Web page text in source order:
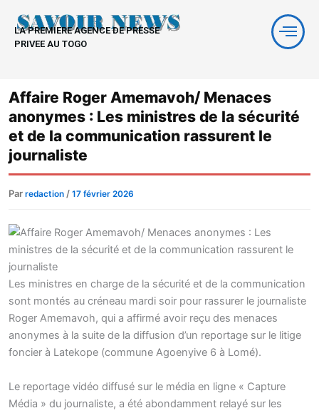
contenu
LA PREMIERE AGENCE DE PRESSE
PRIVEE AU TOGO
Affaire Roger Amemavoh/ Menaces
anonymes : Les ministres de la sécurité
et de la communication rassurent le
journaliste
Par redaction / 17 février 2026
Les ministres en charge de la sécurité et de la communication
sont montés au créneau mardi soir pour rassurer le journaliste
Roger Amemavoh, qui a affirmé avoir reçu des menaces
anonymes à la suite de la diffusion d’un reportage sur le litige
foncier à Latekope (commune Agoenyive 6 à Lomé).
Le reportage vidéo diffusé sur le média en ligne « Capture
Média » du journaliste, a été abondamment relayé sur les